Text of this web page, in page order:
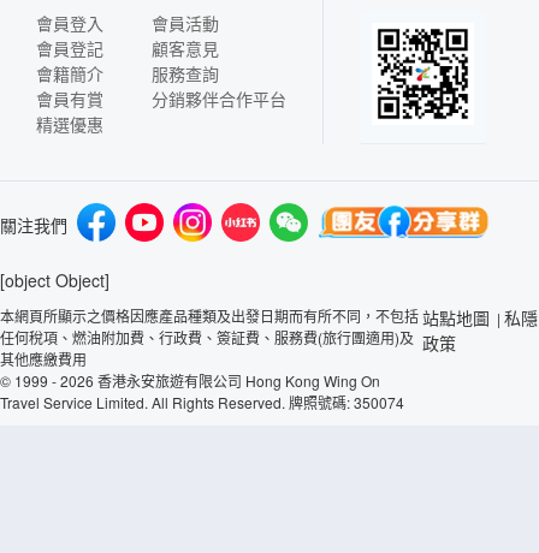
會員登入
會員登記
會籍簡介
會員有賞
精選優惠
會員活動
顧客意見
服務查詢
分銷夥伴合作平台
關注我們
[object Object]
本網頁所顯示之價格因應產品種類及出發日期而有所不同，不包括
任何稅項、燃油附加費、行政費、簽証費、服務費(旅行團適用)及
其他應繳費用
© 1999 - 2026 香港永安旅遊有限公司 Hong Kong Wing On
Travel Service Limited. All Rights Reserved. 牌照號碼: 350074
站點地圖 | 私隱
政策